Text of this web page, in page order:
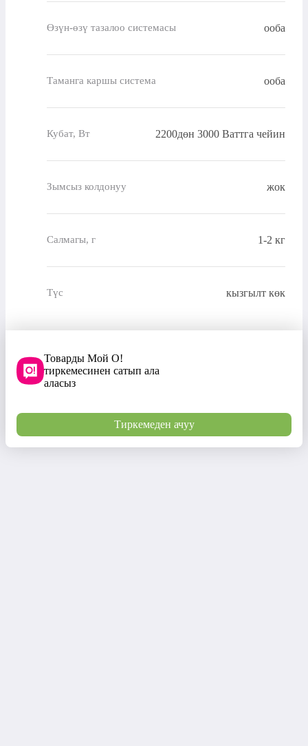
Өзүн-өзү тазалоо системасы ооба
Таманга каршы система ооба
Кубат, Вт 2200дөн 3000 Ваттга чейин
Зымсыз колдонуу жок
Салмагы, г 1-2 кг
Түс кызгылт көк
Товарды Мой О!
тиркемесинен сатып ала
аласыз
Тиркемеден ачуу